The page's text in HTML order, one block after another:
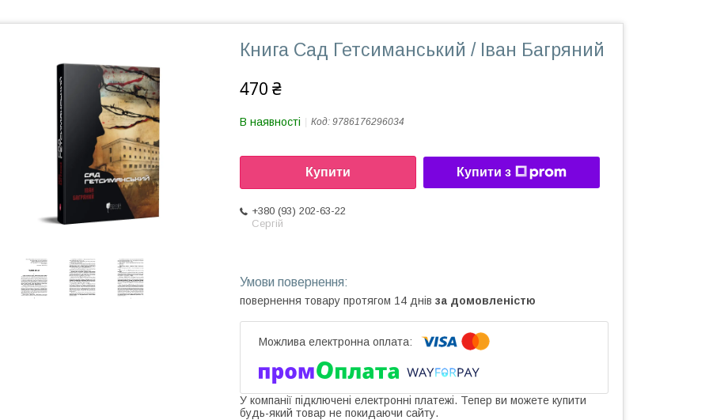
Книга Сад Гетсиманський / Іван Багряний
470 ₴
В наявності Код: 9786176296034
Купити Купити з
+380 (93) 202-63-22
Сергій
повернення товару протягом 14 днів за домовленістю
У компанії підключені електронні платежі. Тепер ви можете купити
будь-який товар не покидаючи сайту.